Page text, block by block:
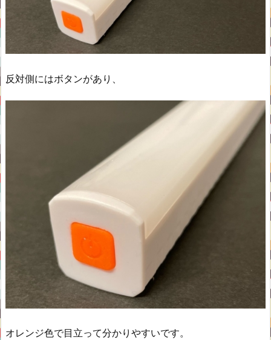
反対側にはボタンがあり、
オレンジ色で目立って分かりやすいです。